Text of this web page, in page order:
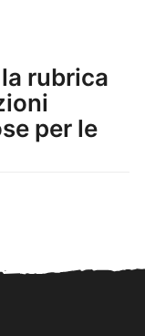
rubrica
per le